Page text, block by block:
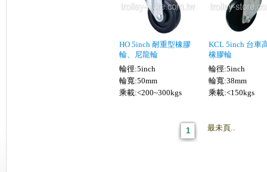
HO 5inch 耐重型橡膠
輪、尼龍輪
輪徑:5inch
輪寬:50mm
乘載:<200~300kgs
KCL 5inch 台車
橡膠輪
輪徑:5inch
輪寬:38mm
乘載:<150kgs
1 最未頁..